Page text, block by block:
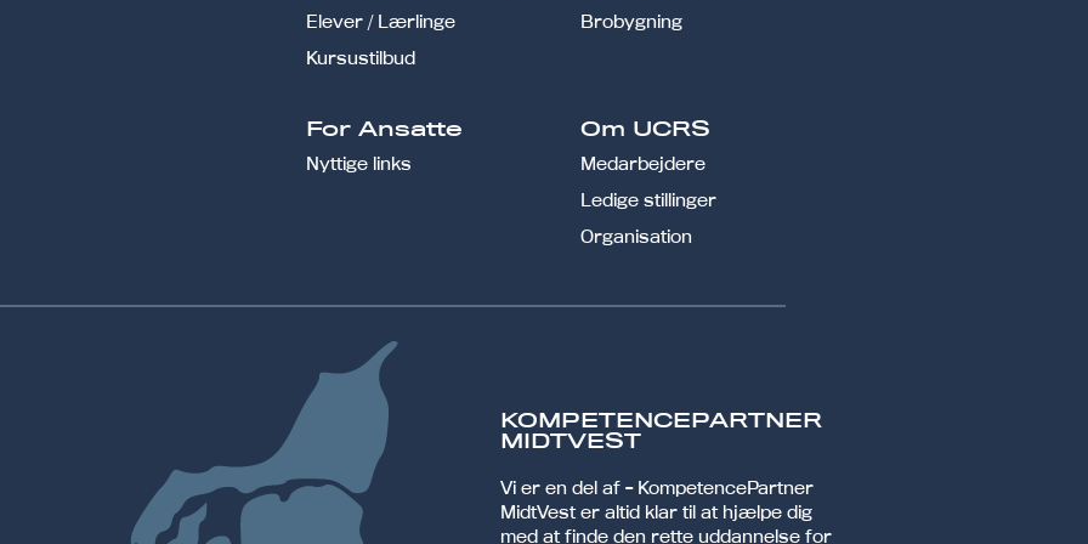
Elever / Lærlinge
Kursustilbud
Brobygning
For Ansatte
Nyttige links
Om UCRS
Medarbejdere
Ledige stillinger
Organisation
KOMPETENCEPARTNER
MIDTVEST
Vi er en del af - KompetencePartner
MidtVest er altid klar til at hjælpe dig
med at finde den rette uddannelse for